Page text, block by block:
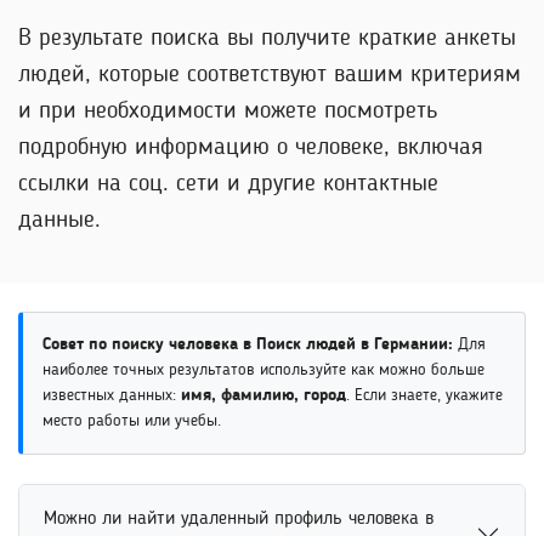
В результате поиска вы получите краткие анкеты
людей, которые соответствуют вашим критериям
и при необходимости можете посмотреть
подробную информацию о человеке, включая
ссылки на соц. сети и другие контактные
данные.
Совет по поиску человека в Поиск людей в Германии: Для
наиболее точных результатов используйте как можно больше
известных данных: имя, фамилию, город. Если знаете, укажите
место работы или учебы.
Можно ли найти удаленный профиль человека в